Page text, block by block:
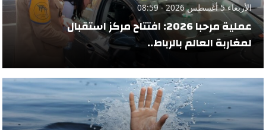
الأربعاء 5 أغسطس 2026 - 08:59
عملية مرحبا 2026: افتتاح مركز استقبال
لمغاربة العالم بالرباط..